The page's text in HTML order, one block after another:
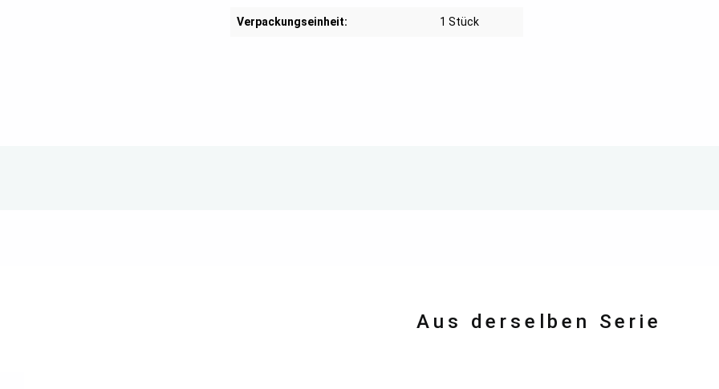
Verpackungseinheit: 1 Stück
Aus derselben Serie